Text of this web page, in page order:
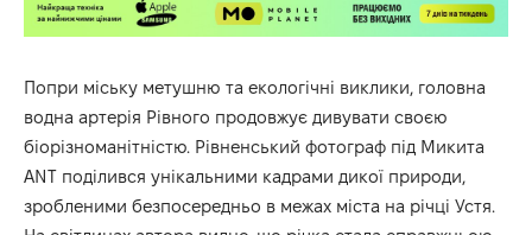
Попри міську метушню та екологічні виклики, головна
водна артерія Рівного продовжує дивувати своєю
біорізноманітністю. Рівненський фотограф під Микита
ANT поділився унікальними кадрами дикої природи,
зробленими безпосередньо в межах міста на річці Устя.